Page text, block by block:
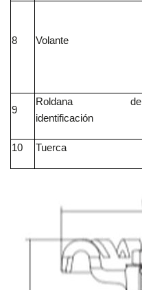
CUELLO
CINTAS
AISLAMIENTO
8 Volante
9
Roldana de
identificación
10 Tuerca